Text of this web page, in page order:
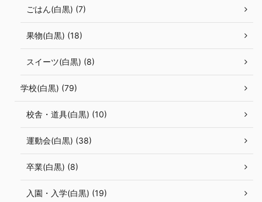
ごはん(白黒) (7)
果物(白黒) (18)
スイーツ(白黒) (8)
学校(白黒) (79)
校舎・道具(白黒) (10)
運動会(白黒) (38)
卒業(白黒) (8)
入園・入学(白黒) (19)